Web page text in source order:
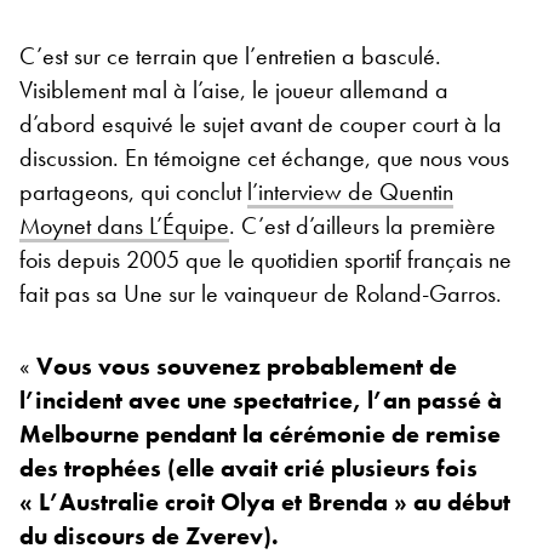
C’est sur ce terrain que l’entretien a basculé.
Visiblement mal à l’aise, le joueur allemand a
d’abord esquivé le sujet avant de couper court à la
discussion. En témoigne cet échange, que nous vous
partageons, qui conclutl’interview de Quentin
Moynet dans L’Équipe. C’est d’ailleurs la première
fois depuis 2005 que le quotidien sportif français ne
fait pas sa Une sur le vainqueur de Roland-Garros.
« Vous vous souvenez probablement de
l’incident avec une spectatrice, l’an passé à
Melbourne pendant la cérémonie de remise
des trophées (elle avait crié plusieurs fois
« L’Australie croit Olya et Brenda » au début
du discours de Zverev).